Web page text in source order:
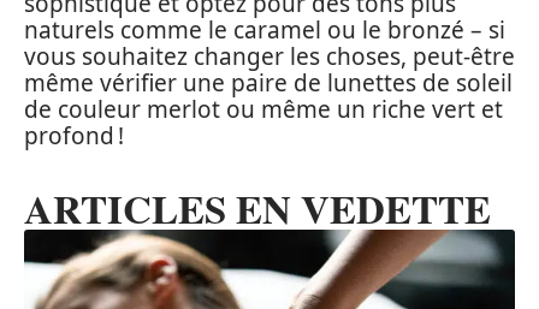
naturels comme le caramel ou le bronzé – si
vous souhaitez changer les choses, peut-être
même vérifier une paire de lunettes de soleil
de couleur merlot ou même un riche vert et
profond !
ARTICLES EN VEDETTE